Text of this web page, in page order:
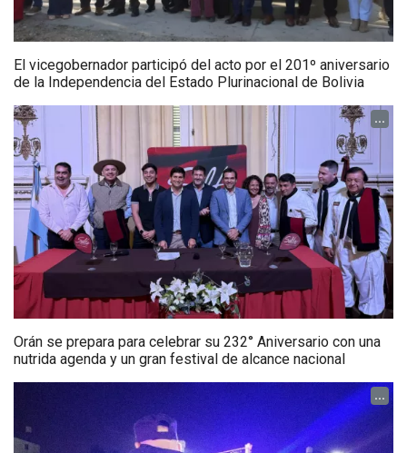
El vicegobernador participó del acto por el 201º aniversario
de la Independencia del Estado Plurinacional de Bolivia
...
Orán se prepara para celebrar su 232° Aniversario con una
nutrida agenda y un gran festival de alcance nacional
...